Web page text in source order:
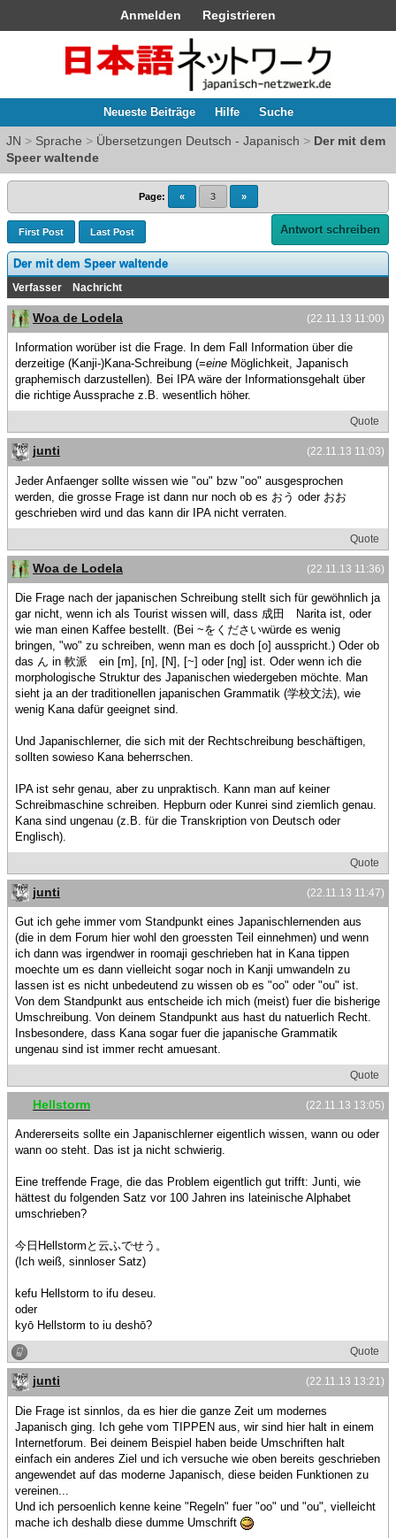
Anmelden Registrieren
Neueste Beiträge Hilfe Suche
JN > Sprache > Übersetzungen Deutsch - Japanisch > Der mit dem
Speer waltende
Page: « 3 »
First Post Last Post Antwort schreiben
Der mit dem Speer waltende
Verfasser Nachricht
(22.11.13 11:00)
Woa de Lodela
Information worüber ist die Frage. In dem Fall Information über die
derzeitige (Kanji-)Kana-Schreibung (=eine Möglichkeit, Japanisch
graphemisch darzustellen). Bei IPA wäre der Informationsgehalt über
die richtige Aussprache z.B. wesentlich höher.
Quote
(22.11.13 11:03)
junti
Jeder Anfaenger sollte wissen wie "ou" bzw "oo" ausgesprochen
werden, die grosse Frage ist dann nur noch ob es おう oder おお
geschrieben wird und das kann dir IPA nicht verraten.
Quote
(22.11.13 11:36)
Woa de Lodela
Die Frage nach der japanischen Schreibung stellt sich für gewöhnlich ja
gar nicht, wenn ich als Tourist wissen will, dass 成田 Narita ist, oder
wie man einen Kaffee bestellt. (Bei ~をくださいwürde es wenig
bringen, "wo" zu schreiben, wenn man es doch [o] ausspricht.) Oder ob
das ん in 軟派 ein [m], [n], [N], [~] oder [ng] ist. Oder wenn ich die
morphologische Struktur des Japanischen wiedergeben möchte. Man
sieht ja an der traditionellen japanischen Grammatik (学校文法), wie
wenig Kana dafür geeignet sind.
Und Japanischlerner, die sich mit der Rechtschreibung beschäftigen,
sollten sowieso Kana beherrschen.
IPA ist sehr genau, aber zu unpraktisch. Kann man auf keiner
Schreibmaschine schreiben. Hepburn oder Kunrei sind ziemlich genau.
Kana sind ungenau (z.B. für die Transkription von Deutsch oder
Englisch).
Quote
(22.11.13 11:47)
junti
Gut ich gehe immer vom Standpunkt eines Japanischlernenden aus
(die in dem Forum hier wohl den groessten Teil einnehmen) und wenn
ich dann was irgendwer in roomaji geschrieben hat in Kana tippen
moechte um es dann vielleicht sogar noch in Kanji umwandeln zu
lassen ist es nicht unbedeutend zu wissen ob es "oo" oder "ou" ist.
Von dem Standpunkt aus entscheide ich mich (meist) fuer die bisherige
Umschreibung. Von deinem Standpunkt aus hast du natuerlich Recht.
Insbesondere, dass Kana sogar fuer die japanische Grammatik
ungenau sind ist immer recht amuesant.
Quote
(22.11.13 13:05)
Hellstorm
Andererseits sollte ein Japanischlerner eigentlich wissen, wann ou oder
wann oo steht. Das ist ja nicht schwierig.
Eine treffende Frage, die das Problem eigentlich gut trifft: Junti, wie
hättest du folgenden Satz vor 100 Jahren ins lateinische Alphabet
umschrieben?
今日Hellstormと云ふでせう。
(Ich weiß, sinnloser Satz)
kefu Hellstorm to ifu deseu.
oder
kyō Hellstorm to iu deshō?
Quote
(22.11.13 13:21)
junti
Die Frage ist sinnlos, da es hier die ganze Zeit um modernes
Japanisch ging. Ich gehe vom TIPPEN aus, wir sind hier halt in einem
Internetforum. Bei deinem Beispiel haben beide Umschriften halt
einfach ein anderes Ziel und ich versuche wie oben bereits geschrieben
angewendet auf das moderne Japanisch, diese beiden Funktionen zu
vereinen...
Und ich persoenlich kenne keine "Regeln" fuer "oo" und "ou", vielleicht
mache ich deshalb diese dumme Umschrift